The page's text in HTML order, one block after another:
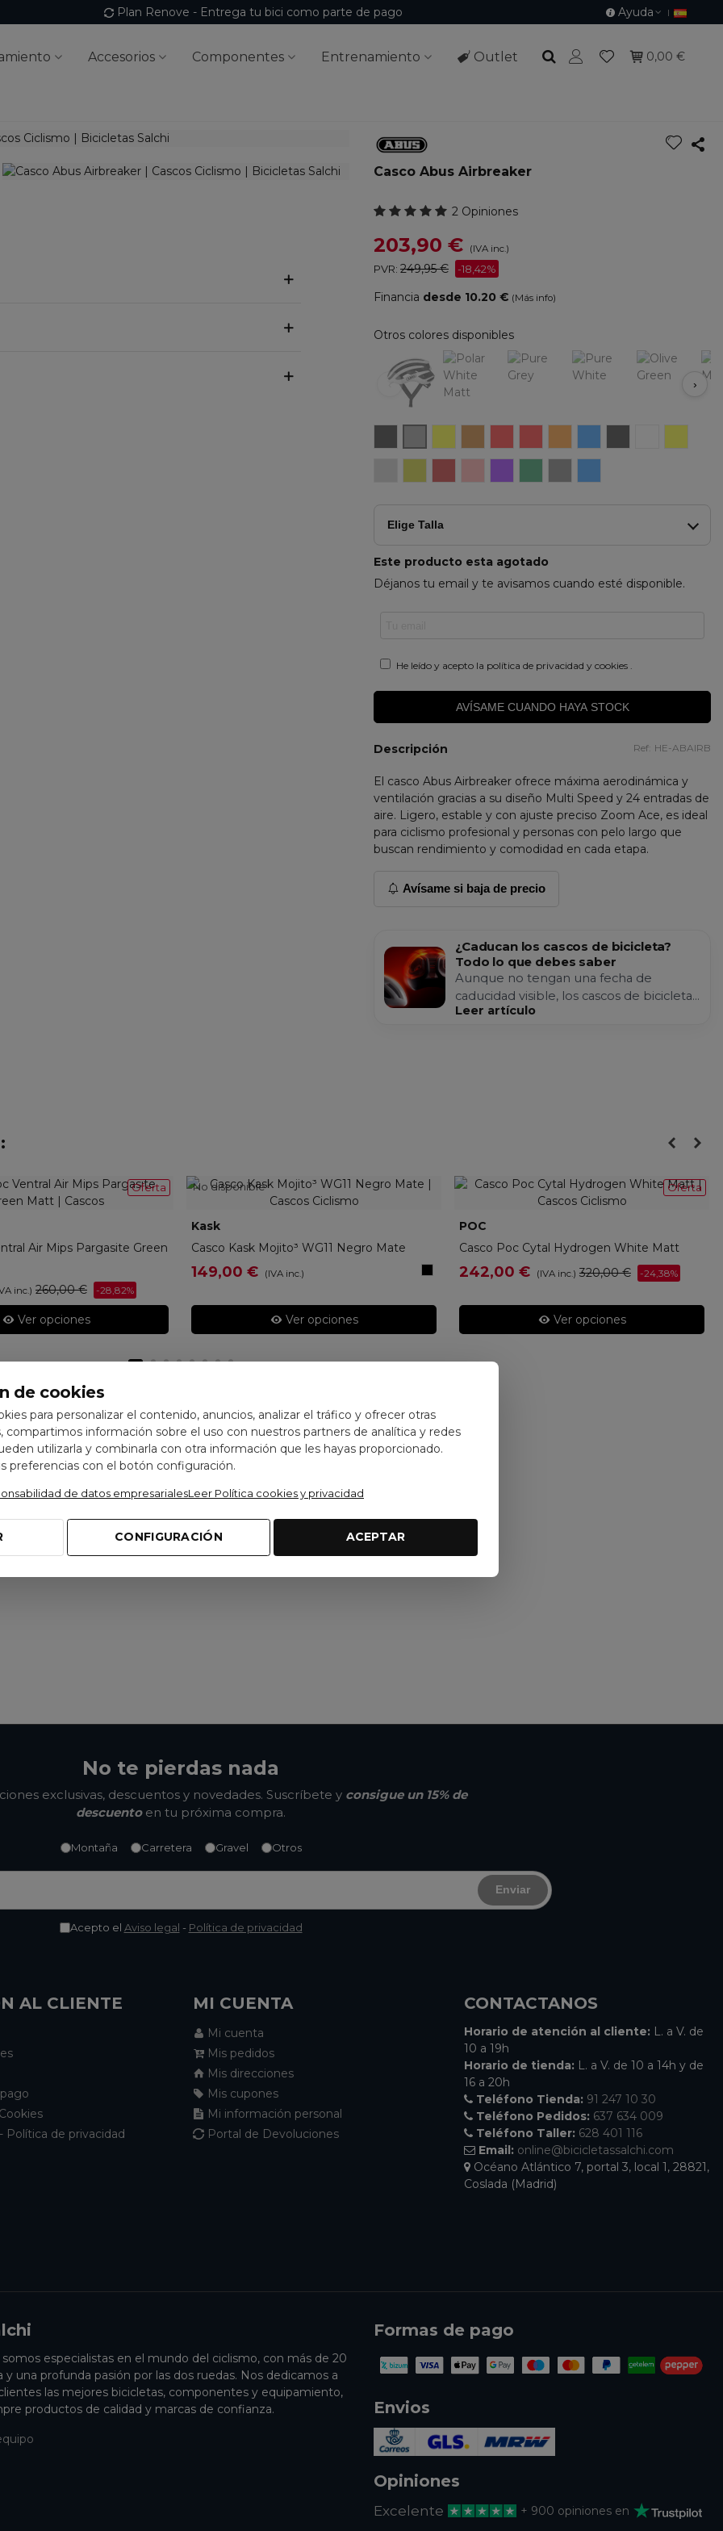
de cookies
para personalizar el contenido, anuncios, analizar el tráfico y ofrecer otras
compartimos información sobre el uso con nuestros partners de analítica y redes
utilizarla y combinarla con otra información que les hayas proporcionado.
preferencias con el botón configuración.
de datos empresarialesLeer Política cookies y privacidad
ACEPTAR
CONFIGURACIÓN
Plan Renove - Entrega tu bici como parte de pago Ayuda
Accesorios Componentes Entrenamiento Outlet 0,00 €
Casco Abus Airbreaker
2 Opiniones
203,90 € (IVA inc.)
PVR: 249,95 € -18,42%
Financia desde 10.20 € (Más info)
Otros colores disponibles
‹ ›
BlackGrey YellowCopperRed Red OrangeTeamBlack
WhiteGold
Gold Red Red Flop GreenGrey Blue
Elige Talla
Este producto esta agotado
Déjanos tu email y te avisamos cuando esté disponible.
He leído y acepto la política de privacidad y cookies .
AVÍSAME CUANDO HAYA STOCK
Descripción Ref: HE-ABAIRB
El casco Abus Airbreaker ofrece máxima aerodinámica y
ventilación gracias a su diseño Multi Speed y 24 entradas de
aire. Ligero, estable y con ajuste preciso Zoom Ace, es ideal
para ciclismo profesional y personas con pelo largo que
buscan rendimiento y comodidad en cada etapa.
Avísame si baja de precio
¿Caducan los cascos de bicicleta?
Todo lo que debes saber
Aunque no tengan una fecha de
caducidad visible, los cascos de bicicleta
también envejecen y pierden eficacia
Leer artículo
Oferta
Air Mips Pargasite Green
inc.) 260,00 € -28,82%
Ver opciones
No disponible
Kask
Casco Kask Mojito³ WG11 Negro Mate
149,00 € (IVA inc.)
Negro
Ver opciones
Oferta
POC
Casco Poc Cytal Hydrogen White Matt
242,00 € (IVA inc.) 320,00 € -24,38%
Ver opciones
No te pierdas nada
exclusivas, descuentos y novedades. Suscríbete y consigue un 15% de
descuentoen tu próxima compra.
Montaña Carretera Gravel Otros
Enviar
Acepto el Aviso legal - Política de privacidad
AL CLIENTE
Política de privacidad
MI CUENTA
Mi cuenta
Mis pedidos
Mis direcciones
Mis cupones
Mi información personal
Portal de Devoluciones
CONTACTANOS
Horario de atención al cliente: L. a V. de
10 a 19h
Horario de tienda: L. a V. de 10 a 14h y de
16 a 20h
Teléfono Tienda: 91 247 10 30
Teléfono Pedidos: 637 634 009
Teléfono Taller: 628 401 116
Email: online@bicicletassalchi.com
Océano Atlántico 7, portal 3, local 1, 28821,
Coslada (Madrid)
somos especialistas en el mundo del ciclismo, con más de 20
y una profunda pasión por las dos ruedas. Nos dedicamos a
las mejores bicicletas, componentes y equipamiento,
productos de calidad y marcas de confianza.
Formas de pago
Envios
Opiniones
Excelente + 900 opiniones en